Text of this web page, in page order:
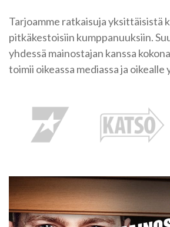
Tarjoamme ratkaisuja yksittäisistä
pitkäkestoisiin kumppanuuksiin.
yhdessä mainostajan kanssa
toimii oikeassa mediassa ja oikealle